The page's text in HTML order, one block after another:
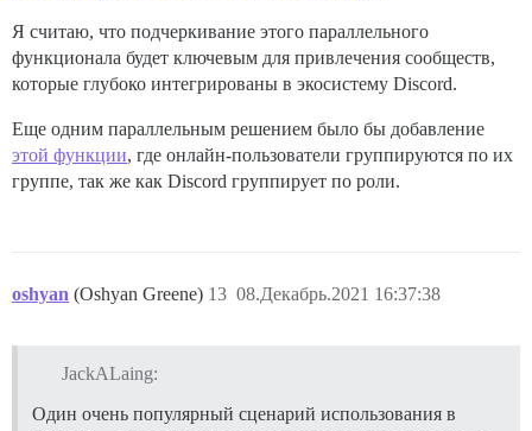
Я считаю, что подчеркивание этого параллельного
функционала будет ключевым для привлечения сообществ,
которые глубоко интегрированы в экосистему Discord.
Еще одним параллельным решением было бы добавление
этой функции, где онлайн-пользователи группируются по их
группе, так же как Discord группирует по роли.
oshyan (Oshyan Greene) 08.Декабрь.2021 16:37:38
13
JackALaing:
Один очень популярный сценарий использования в